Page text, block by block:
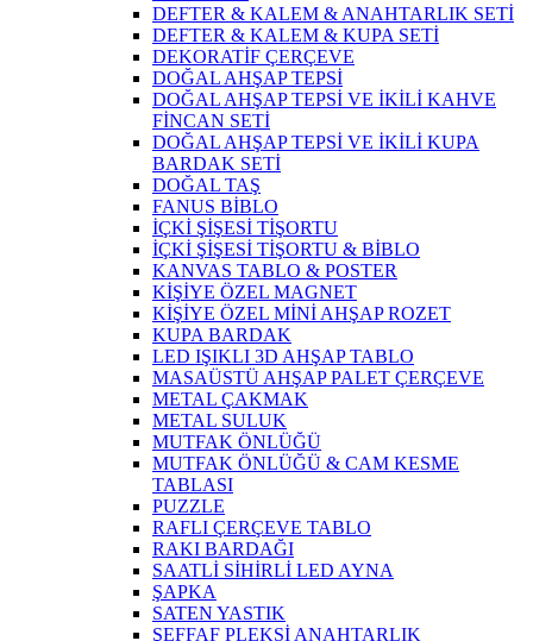
DEFTER & KALEM & ANAHTARLIK SETİ
DEFTER & KALEM & KUPA SETİ
DEKORATİF ÇERÇEVE
DOĞAL AHŞAP TEPSİ
DOĞAL AHŞAP TEPSİ VE İKİLİ KAHVE
FİNCAN SETİ
DOĞAL AHŞAP TEPSİ VE İKİLİ KUPA
BARDAK SETİ
DOĞAL TAŞ
FANUS BİBLO
İÇKİ ŞİŞESİ TİŞORTU
İÇKİ ŞİŞESİ TİŞORTU & BİBLO
KANVAS TABLO & POSTER
KİŞİYE ÖZEL MAGNET
KİŞİYE ÖZEL MİNİ AHŞAP ROZET
KUPA BARDAK
LED IŞIKLI 3D AHŞAP TABLO
MASAÜSTÜ AHŞAP PALET ÇERÇEVE
METAL ÇAKMAK
METAL SULUK
MUTFAK ÖNLÜĞÜ
MUTFAK ÖNLÜĞÜ & CAM KESME
TABLASI
PUZZLE
RAFLI ÇERÇEVE TABLO
RAKI BARDAĞI
SAATLİ SİHİRLİ LED AYNA
ŞAPKA
SATEN YASTIK
ŞEFFAF PLEKSİ ANAHTARLIK